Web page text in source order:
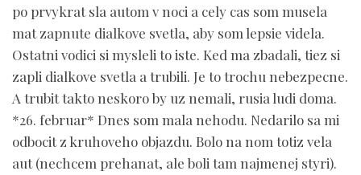
po prvykrat sla autom v noci a cely cas som musela
mat zapnute dialkove svetla, aby som lepsie videla.
Ostatni vodici si mysleli to iste. Ked ma zbadali, tiez si
zapli dialkove svetla a trubili. Je to trochu nebezpecne.
A trubit takto neskoro by uz nemali, rusia ludi doma.
*26. februar* Dnes som mala nehodu. Nedarilo sa mi
odbocit z kruhoveho objazdu. Bolo na nom totiz vela
aut (nechcem prehanat, ale boli tam najmenej styri).